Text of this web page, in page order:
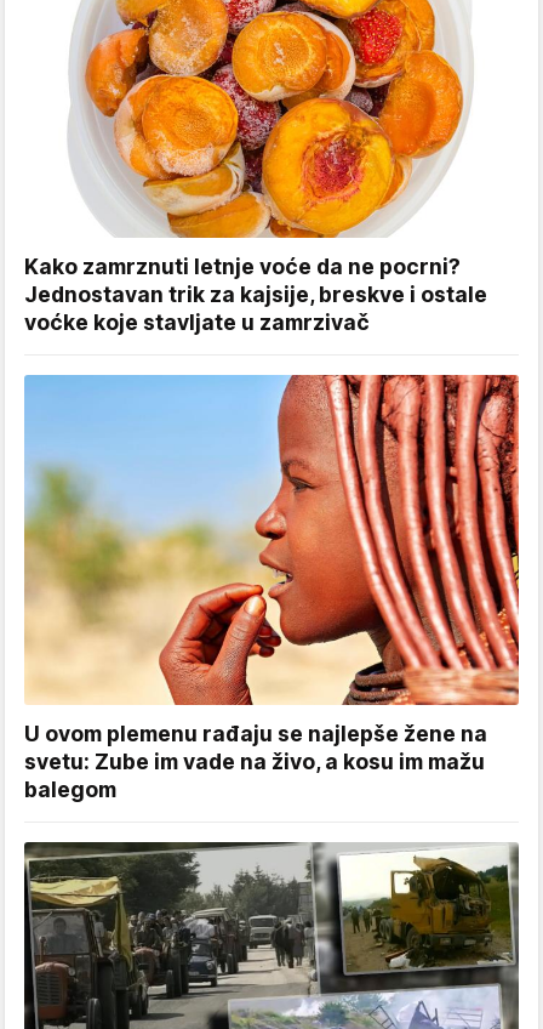
Kako zamrznuti letnje voće da ne pocrni?
Jednostavan trik za kajsije, breskve i ostale
voćke koje stavljate u zamrzivač
U ovom plemenu rađaju se najlepše žene na
svetu: Zube im vade na živo, a kosu im mažu
balegom